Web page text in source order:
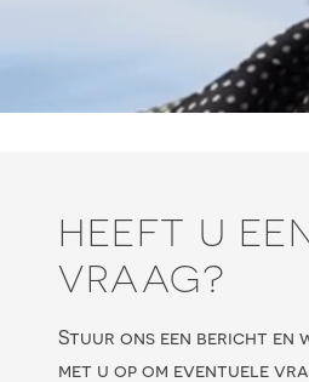
HEEFT U
VRAAG?
Stuur ons een bericht en
met u op om eventuele